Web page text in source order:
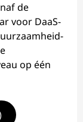
de
voor DaaS-
op één